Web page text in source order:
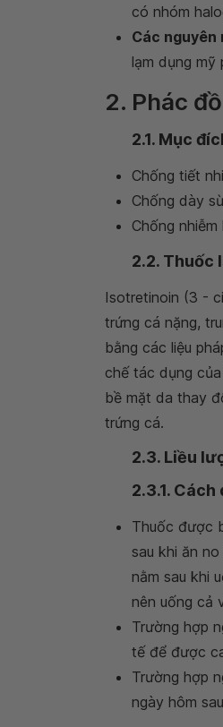
có nhóm
Các nguyên
lạm dụng mỹ
2. Phác
2.1. Mục
Chống tiết
Chống dày
Chống nhiễm
2.2. Thuốc
Isotretinoin (3 -
trứng cá nặng,
bằng các liệu
chế tác dụng
bề mặt da thay
trứng cá.
2.3. Liều
2.3.1. Cách
Thuốc được
sau khi ăn
nằm sau khi
nên uống cả
Trường hợp
tế để được
Trường hợp
ngày hôm